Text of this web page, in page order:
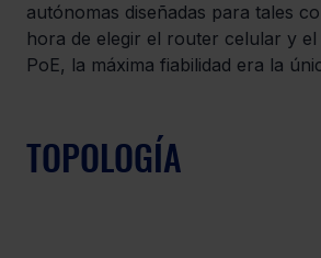
autónomas diseñadas para tales
hora de elegir el router celular y
PoE, la máxima fiabilidad era la
TOPOLOGÍA